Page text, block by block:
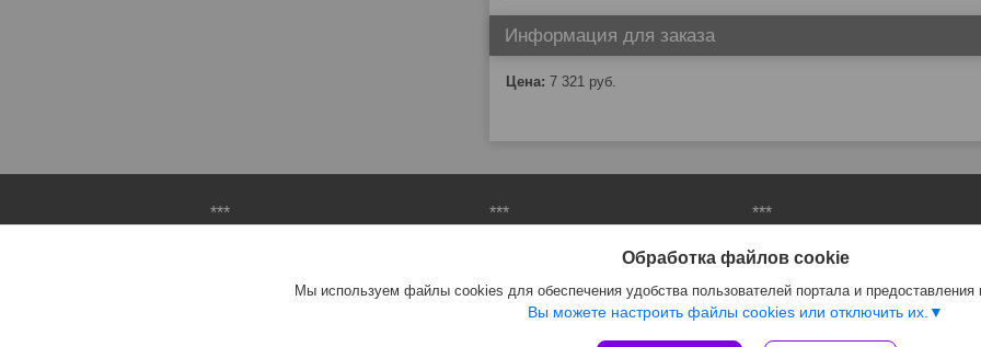
Информация для заказа
Цена: 7 321 руб.
*** ***
Шиномонтажное оборудование
***
Организация рабочего места
Автосервисное оборудование
Обработка файлов cookie
Мы используем файлы cookies для обеспечения удобства пользователей портала и предоставления
Вы можете настроить файлы cookies или отключить их.